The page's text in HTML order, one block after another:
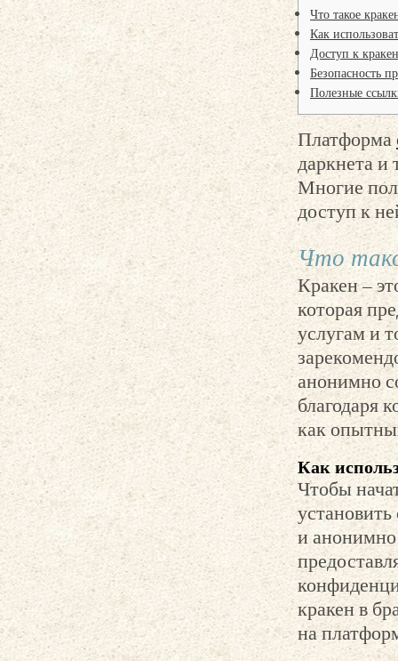
Что такое
Как
Доступ к
Безопасность
Полезные
Платформа
даркнета и
Многие
доступ к
Что
Кракен –
которая
услугам и
анонимно
благодаря
как
Как
Чтобы
и анонимно
кракен в
на